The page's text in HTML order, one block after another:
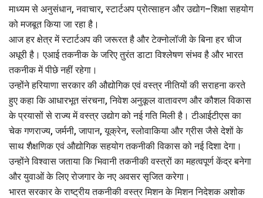
माध्यम से अनुसंधान, नवाचार, स्टार्टअप प्रोत्साहन और उद्योग–शिक्षा सहयोग
को मजबूत किया जा रहा है।
आज हर क्षेत्र में स्टार्टअप की जरूरत है और टेक्नोलॉजी के बिना हर चीज
अधूरी है। एआई तकनीक के जरिए तुरंत डाटा विश्लेषण संभव है और भारत
तकनीक में पीछे नहीं रहेगा।
उन्होंने हरियाणा सरकार की औद्योगिक एवं वस्त्र नीतियों की सराहना करते
हुए कहा कि आधारभूत संरचना, निवेश अनुकूल वातावरण और कौशल विकास
के प्रयासों से राज्य में वस्त्र उद्योग को नई गति मिली है। टीआईटीएस का
चेक गणराज्य, जर्मनी, जापान, यूक्रेन, स्लोवाकिया और ग्रीस जैसे देशों के
साथ शैक्षणिक एवं औद्योगिक सहयोग तकनीकी विकास को नई दिशा देगा।
उन्होंने विश्वास जताया कि भिवानी तकनीकी वस्त्रों का महत्वपूर्ण केंद्र बनेगा
और युवाओं के लिए रोजगार के नए अवसर सृजित करेगा।
भारत सरकार के राष्ट्रीय तकनीकी वस्त्र मिशन के मिशन निदेशक अशोक